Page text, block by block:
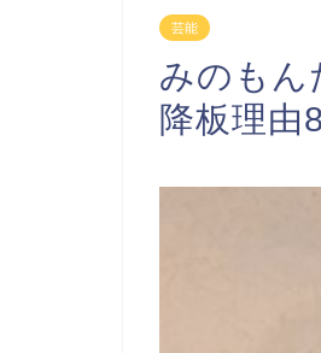
芸能
みのもん
降板理由